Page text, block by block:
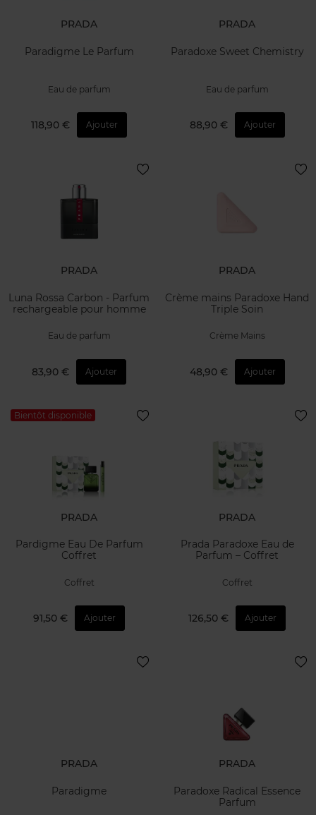
PRADA
Paradigme Le Parfum
Eau de parfum
118,90 € Ajouter
PRADA
Paradoxe Sweet Chemistry
Eau de parfum
88,90 € Ajouter
PRADA
Luna Rossa Carbon - Parfum
rechargeable pour homme
Eau de parfum
83,90 € Ajouter
PRADA
Crème mains Paradoxe Hand
Triple Soin
Crème Mains
48,90 € Ajouter
Bientôt disponible
PRADA
Pardigme Eau De Parfum
Coffret
Coffret
91,50 € Ajouter
PRADA
Prada Paradoxe Eau de
Parfum – Coffret
Coffret
126,50 € Ajouter
PRADA
Paradigme
PRADA
Paradoxe Radical Essence
Parfum